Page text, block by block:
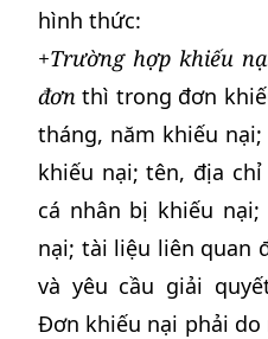
hình thức:
+Trường hợp khiếu
đơn thì trong đơn
tháng, năm khiếu
khiếu nại; tên, địa
cá nhân bị khiếu
nại; tài liệu liên quan
và yêu cầu giải
Đơn khiếu nại phải